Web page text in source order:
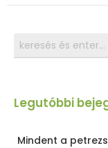
Legutóbbi
Mindent a